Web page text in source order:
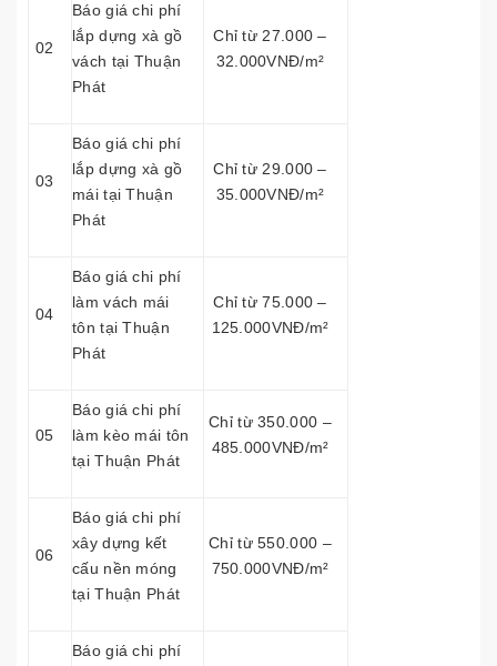
02
Báo giá chi phí
lắp dựng xà gồ
vách tại Thuận
Phát
Chỉ từ 27.000 –
32.000VNĐ/m²
03
Báo giá chi phí
lắp dựng xà gồ
mái tại Thuận
Phát
Chỉ từ 29.000 –
35.000VNĐ/m²
04
Báo giá chi phí
làm vách mái
tôn tại Thuận
Phát
Chỉ từ 75.000 –
125.000VNĐ/m²
05
Báo giá chi phí
làm kèo mái tôn
tại Thuận Phát
Chỉ từ 350.000 –
485.000VNĐ/m²
06
Báo giá chi phí
xây dựng kết
cấu nền móng
tại Thuận Phát
Chỉ từ 550.000 –
750.000VNĐ/m²
Báo giá chi phí